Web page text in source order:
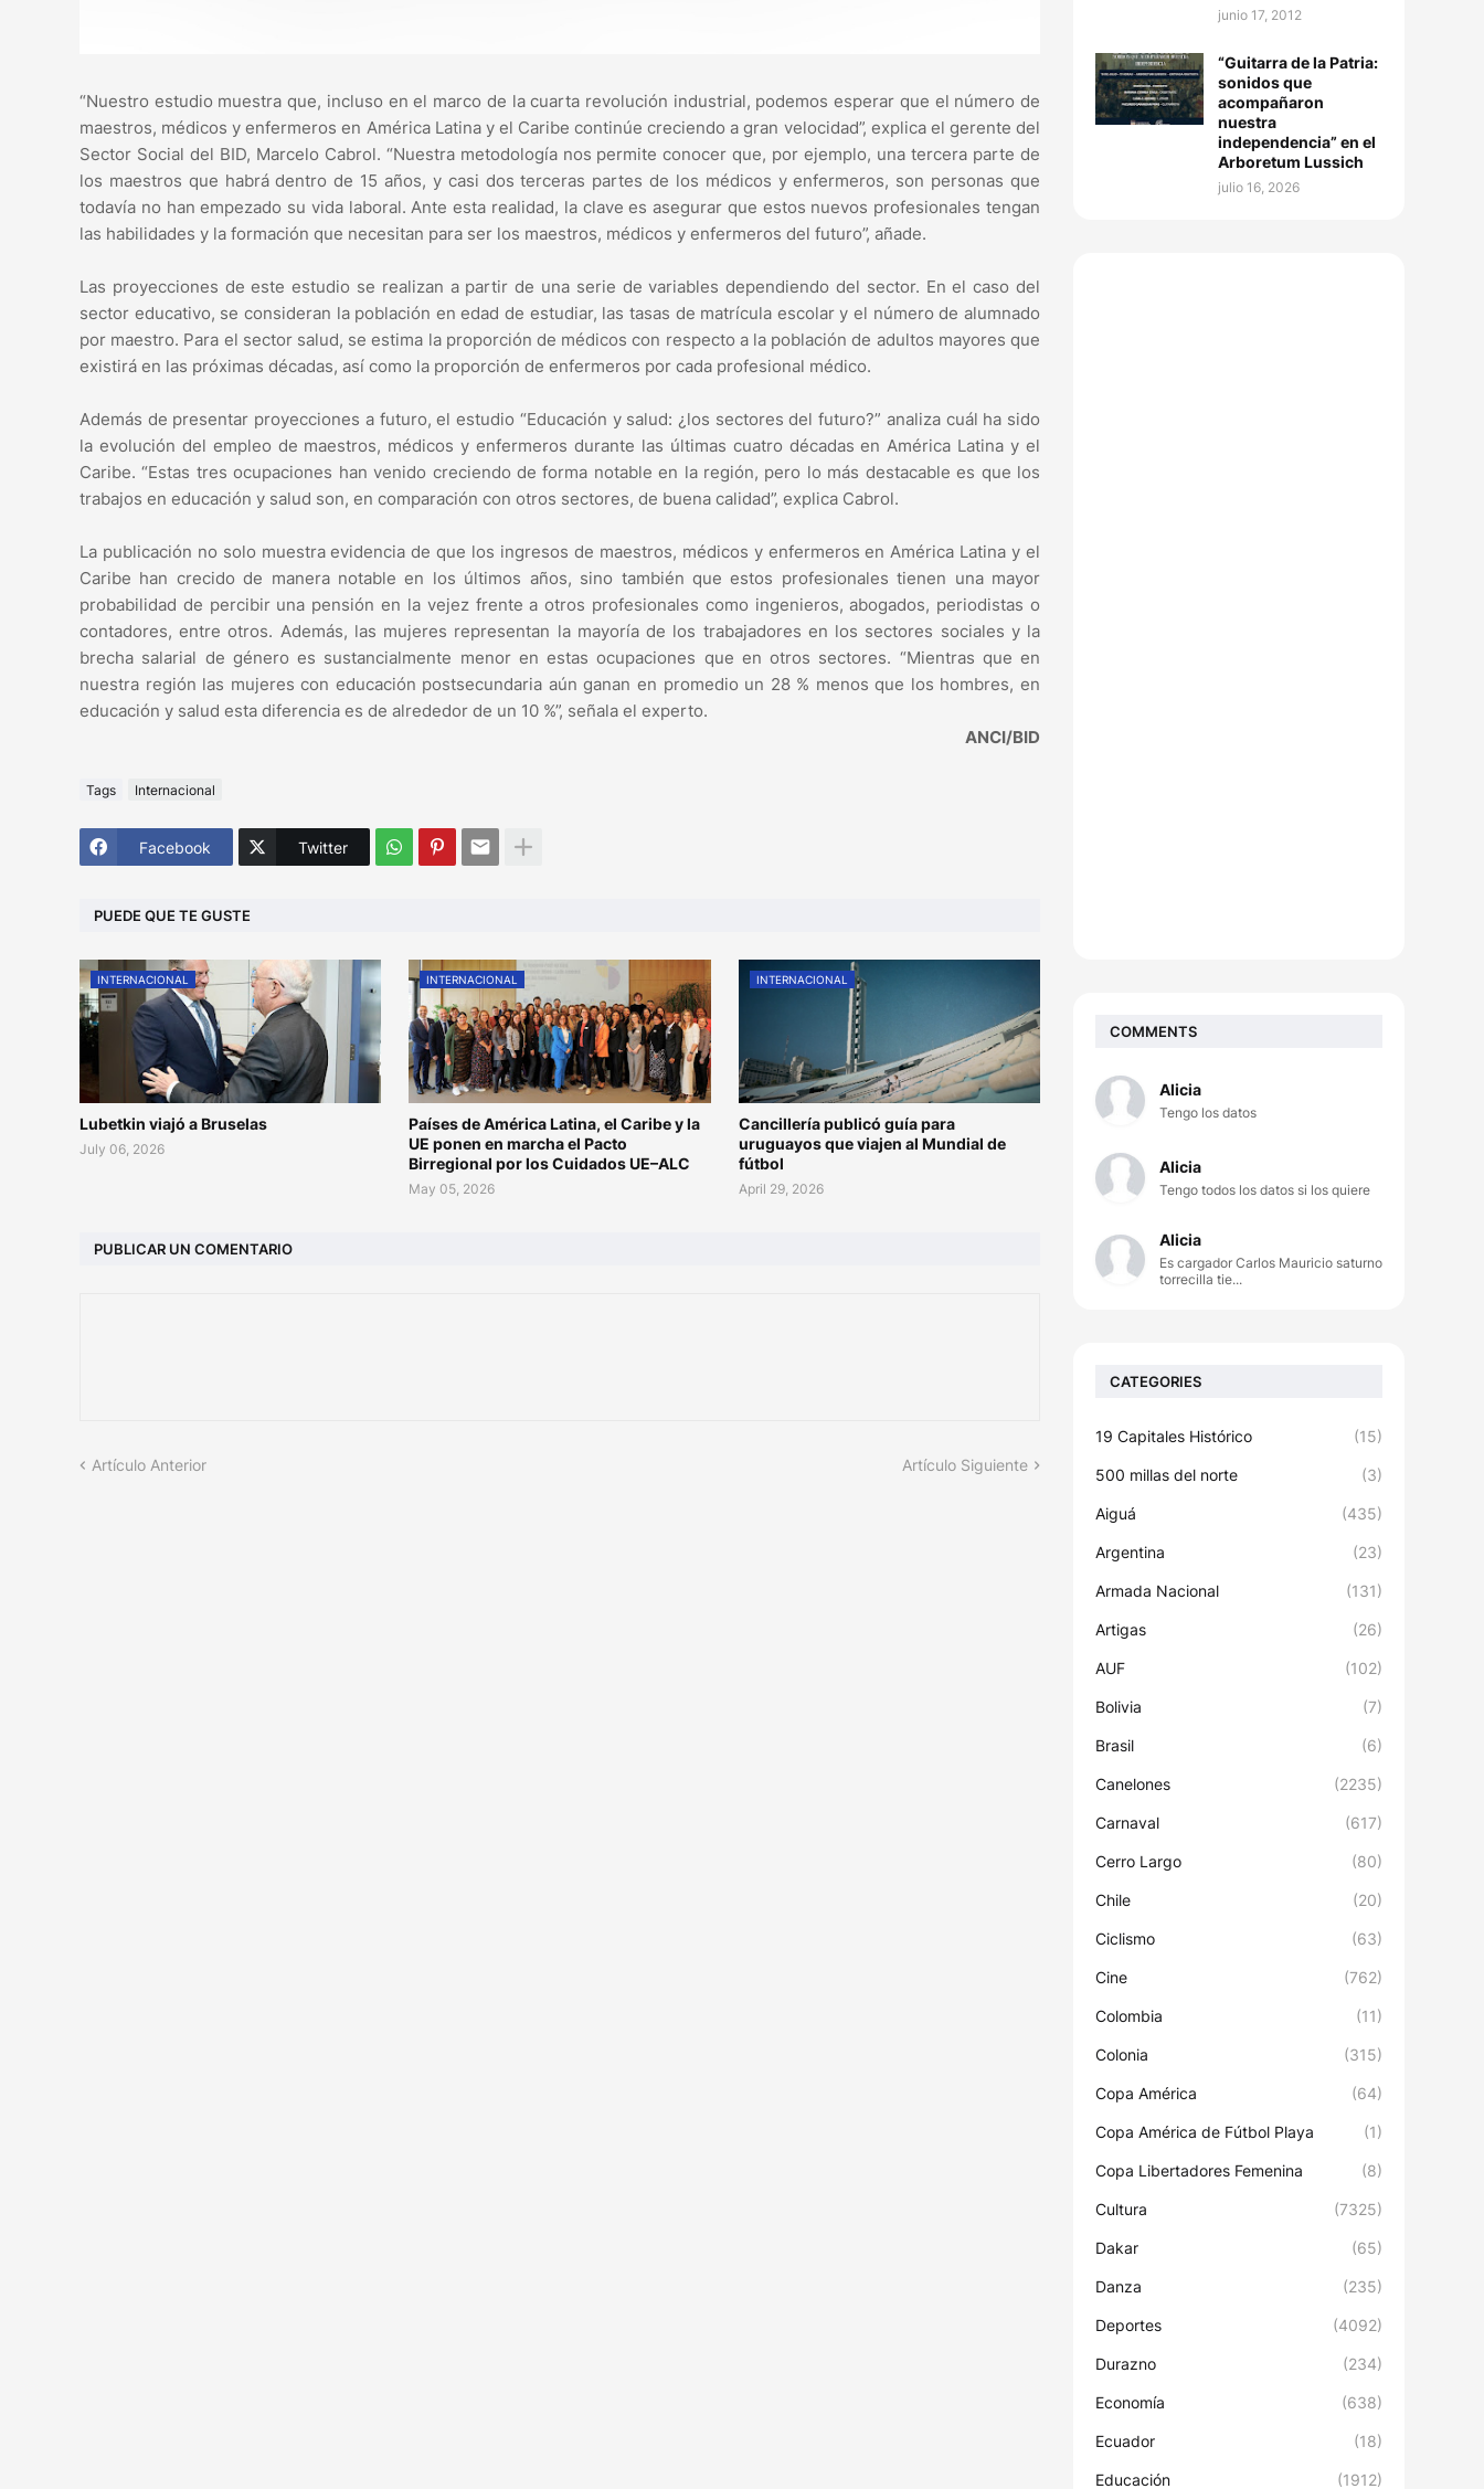
“Nuestro estudio muestra que, incluso en el marco de la cuarta revolución industrial, podemos esperar que el número de
maestros, médicos y enfermeros en América Latina y el Caribe continúe creciendo a gran velocidad”, explica el gerente del
Sector Social del BID, Marcelo Cabrol. “Nuestra metodología nos permite conocer que, por ejemplo, una tercera parte de
los maestros que habrá dentro de 15 años, y casi dos terceras partes de los médicos y enfermeros, son personas que
todavía no han empezado su vida laboral. Ante esta realidad, la clave es asegurar que estos nuevos profesionales tengan
las habilidades y la formación que necesitan para ser los maestros, médicos y enfermeros del futuro”, añade.
Las proyecciones de este estudio se realizan a partir de una serie de variables dependiendo del sector. En el caso del
sector educativo, se consideran la población en edad de estudiar, las tasas de matrícula escolar y el número de alumnado
por maestro. Para el sector salud, se estima la proporción de médicos con respecto a la población de adultos mayores que
existirá en las próximas décadas, así como la proporción de enfermeros por cada profesional médico.
Además de presentar proyecciones a futuro, el estudio “Educación y salud: ¿los sectores del futuro?” analiza cuál ha sido
la evolución del empleo de maestros, médicos y enfermeros durante las últimas cuatro décadas en América Latina y el
Caribe. “Estas tres ocupaciones han venido creciendo de forma notable en la región, pero lo más destacable es que los
trabajos en educación y salud son, en comparación con otros sectores, de buena calidad”, explica Cabrol.
La publicación no solo muestra evidencia de que los ingresos de maestros, médicos y enfermeros en América Latina y el
Caribe han crecido de manera notable en los últimos años, sino también que estos profesionales tienen una mayor
probabilidad de percibir una pensión en la vejez frente a otros profesionales como ingenieros, abogados, periodistas o
contadores, entre otros. Además, las mujeres representan la mayoría de los trabajadores en los sectores sociales y la
brecha salarial de género es sustancialmente menor en estas ocupaciones que en otros sectores. “Mientras que en
nuestra región las mujeres con educación postsecundaria aún ganan en promedio un 28 % menos que los hombres, en
educación y salud esta diferencia es de alrededor de un 10 %”, señala el experto.
ANCI/BID
Tags Internacional
Facebook Twitter
PUEDE QUE TE GUSTE
INTERNACIONAL
Lubetkin viajó a Bruselas
July 06, 2026
INTERNACIONAL
Países de América Latina, el Caribe y la
UE ponen en marcha el Pacto
Birregional por los Cuidados UE–ALC
May 05, 2026
INTERNACIONAL
Cancillería publicó guía para
uruguayos que viajen al Mundial de
fútbol
April 29, 2026
PUBLICAR UN COMENTARIO
Artículo Anterior Artículo Siguiente
junio 17, 2012
“Guitarra de la Patria:
sonidos que
acompañaron
nuestra
independencia” en el
Arboretum Lussich
julio 16, 2026
COMMENTS
Alicia
Tengo los datos
Alicia
Tengo todos los datos si los quiere
Alicia
Es cargador Carlos Mauricio saturno
torrecilla tie...
CATEGORIES
19 Capitales Histórico (15)
500 millas del norte (3)
Aiguá (435)
Argentina (23)
Armada Nacional (131)
Artigas (26)
AUF (102)
Bolivia (7)
Brasil (6)
Canelones (2235)
Carnaval (617)
Cerro Largo (80)
Chile (20)
Ciclismo (63)
Cine (762)
Colombia (11)
Colonia (315)
Copa América (64)
Copa América de Fútbol Playa (1)
Copa Libertadores Femenina (8)
Cultura (7325)
Dakar (65)
Danza (235)
Deportes (4092)
Durazno (234)
Economía (638)
Ecuador (18)
Educación (1912)